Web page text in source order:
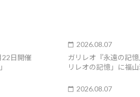
22日開催
2026.08.07
ガリレオ『永遠の記
リレオの記憶」に福
2026.08.07